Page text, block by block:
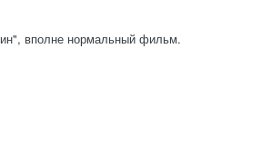
вполне нормальный фильм.